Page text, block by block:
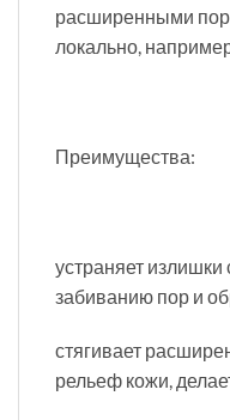
расширенными
локально,
Преимущества:
устраняет излишки
забиванию пор и
стягивает
рельеф кожи,